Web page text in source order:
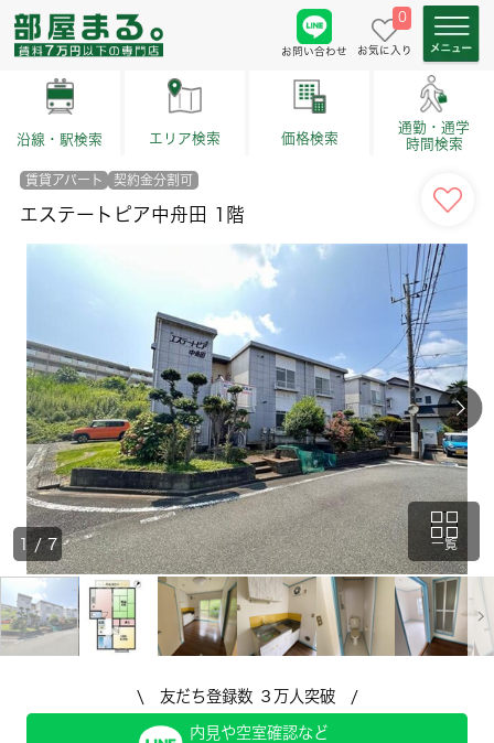
お問い合わせ
0
お気に入り
沿線・駅検索 エリア検索 価格検索
通勤・通学
時間検索
賃貸アパート 契約金分割可
エステートピア中舟田 1階
一覧
1/7
\ 友だち登録数 ３万人突破 /
内見や空室確認など